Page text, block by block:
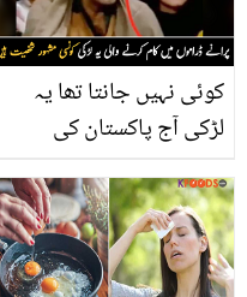
کوئی نہیں جانتا تھا یہ
لڑکی آج پاکستان کی
گی۔۔ پرانے ڈراموں میں کام
کرنے والی یہ لڑکی کونسی
مشہور سیاستدان ہیں؟